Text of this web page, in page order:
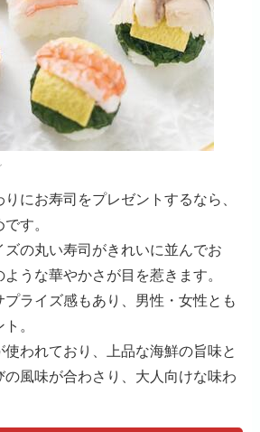
にお寿司をプレゼントするなら、
す。
ズの丸い寿司がきれいに並んでお
うな華やかさが目を惹きます。
ライズ感もあり、男性・女性とも
。
われており、上品な海鮮の旨味と
の風味が合わさり、大人向けな味わ